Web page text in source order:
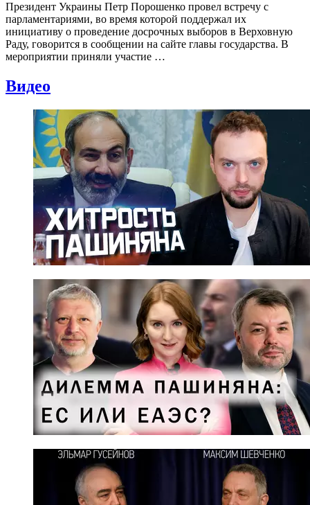
Президент Украины Петр Порошенко провел встречу с
парламентариями, во время которой поддержал их
инициативу о проведение досрочных выборов в Верховную
Раду, говорится в сообщении на сайте главы государства. В
мероприятии приняли участие …
Видео